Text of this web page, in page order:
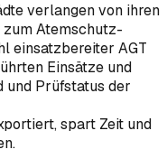
verlangen von ihren
Atemschutz-
einsatzbereiter AGT
Einsätze und
und Prüfstatus der
spart Zeit und